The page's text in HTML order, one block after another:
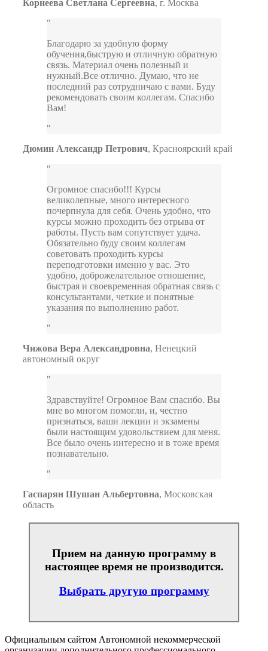
Корнеева Светлана Сергеевна, г. Москва
Благодарю за удобную форму
обучения,быструю и отличную обратную
связь. Материал очень полезный и
нужный.Все отлично. Думаю, что не
последний раз сотрудничаю с вами. Буду
рекомендовать своим коллегам. Спасибо
Вам!
Дюмин Александр Петрович, Красноярский край
Огромное спасибо!!! Курсы
великолепные, много интересного
почерпнула для себя. Очень удобно, что
курсы можно проходить без отрыва от
работы. Пусть вам сопутствует удача.
Обязательно буду своим коллегам
советовать проходить курсы
переподготовки именно у вас. Это
удобно, доброжелательное отношение,
быстрая и своевременная обратная связь с
консультантами, четкие и понятные
указания по выполнению работ.
Чижова Вера Александровна, Ненецкий
автономный округ
Здравствуйте! Огромное Вам спасибо. Вы
мне во многом помогли, и, честно
признаться, ваши лекции и экзамены
были настоящим удовольствием для меня.
Все было очень интересно и в тоже время
познавательно.
Гаспарян Шушан Альбертовна, Московская
область
Прием на данную программу в
настоящее время не производится.
Выбрать другую программу
Официальным сайтом Автономной некоммерческой